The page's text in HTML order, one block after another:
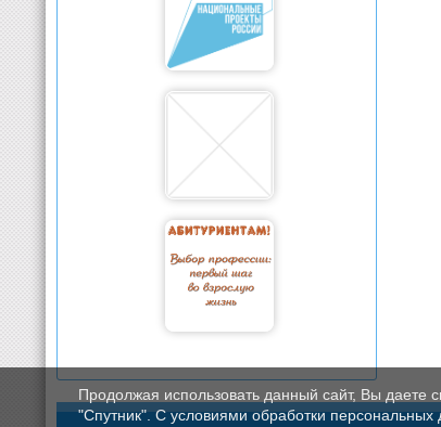
Продолжая использовать данный сайт, Вы даете
"Спутник". С условиями обработки